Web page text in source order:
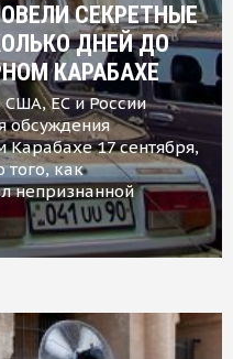
СЕКРЕТНЫЕ
ДНЕЙ ДО
КАРАБАХЕ
ЕС и России
обсуждения
Карабахе 17 сентября,
того, как
непризнанной